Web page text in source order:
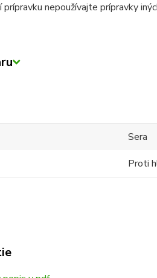
prípravku nepoužívajte prípravky
Sera
Proti